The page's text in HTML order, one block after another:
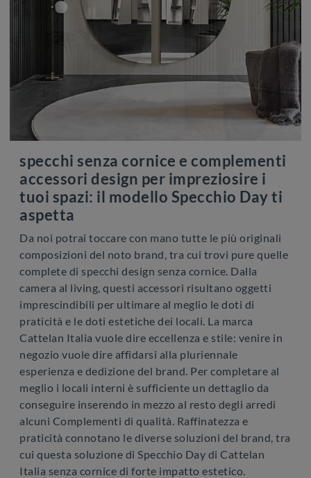
specchi senza cornice e complementi
accessori design per impreziosire i
tuoi spazi: il modello Specchio Day ti
aspetta
Da noi potrai toccare con mano tutte le più originali
composizioni del noto brand, tra cui trovi pure quelle
complete di specchi design senza cornice. Dalla
camera al living, questi accessori risultano oggetti
imprescindibili per ultimare al meglio le doti di
praticità e le doti estetiche dei locali. La marca
Cattelan Italia vuole dire eccellenza e stile: venire in
negozio vuole dire affidarsi alla pluriennale
esperienza e dedizione del brand. Per completare al
meglio i locali interni è sufficiente un dettaglio da
conseguire inserendo in mezzo al resto degli arredi
alcuni Complementi di qualità. Raffinatezza e
praticità connotano le diverse soluzioni del brand, tra
cui questa soluzione di Specchio Day di Cattelan
Italia senza cornice di forte impatto estetico.